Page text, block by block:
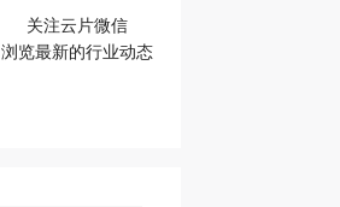
关注云片微信
浏览最新的行业动态